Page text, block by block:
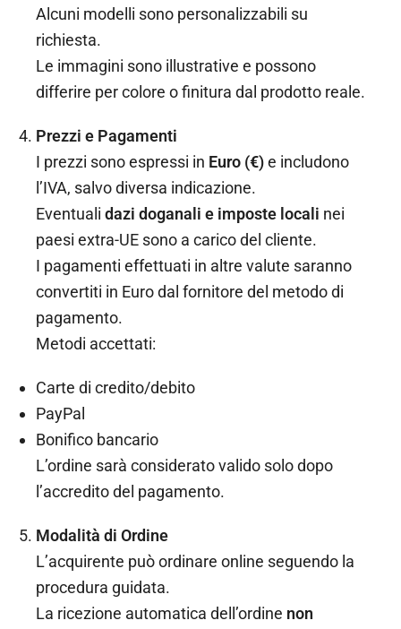
Alcuni modelli sono personalizzabili su
richiesta.
Le immagini sono illustrative e possono
differire per colore o finitura dal prodotto reale.
Prezzi e Pagamenti
I prezzi sono espressi in Euro (€)e includono
l’IVA, salvo diversa indicazione.
Eventuali dazi doganali e imposte locali nei
paesi extra-UE sono a carico del cliente.
I pagamenti effettuati in altre valute saranno
convertiti in Euro dal fornitore del metodo di
pagamento.
Metodi accettati:
Carte di credito/debito
PayPal
Bonifico bancario
L’ordine sarà considerato valido solo dopo
l’accredito del pagamento.
Modalità di Ordine
L’acquirente può ordinare online seguendo la
procedura guidata.
La ricezione automatica dell’ordine non